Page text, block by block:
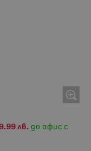
лв. до офис с